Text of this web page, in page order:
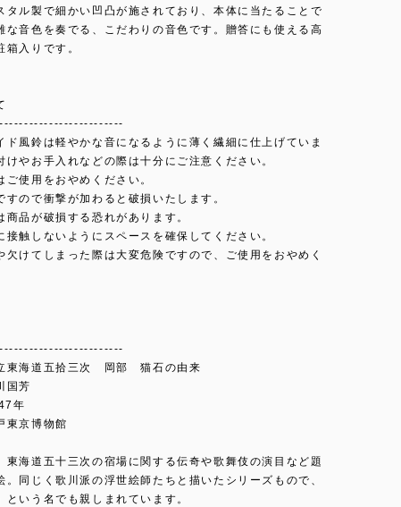
タル製で細かい凹凸が施されており、本体に当たることで
な音色を奏でる、こだわりの音色です。贈答にも使える高
箱入りです。
ド風鈴は軽やかな音になるように薄く繊細に仕上げていま
けやお手入れなどの際は十分にご注意ください。
ご使用をおやめください。
すので衝撃が加わると破損いたします。
商品が破損する恐れがあります。
接触しないようにスペースを確保してください。
欠けてしまった際は大変危険ですので、ご使用をおやめく
東海道五拾三次 岡部 猫石の由来
国芳
年
東京博物館
東海道五十三次の宿場に関する伝奇や歌舞伎の演目など題
。同じく歌川派の浮世絵師たちと描いたシリーズもので、
という名でも親しまれています。